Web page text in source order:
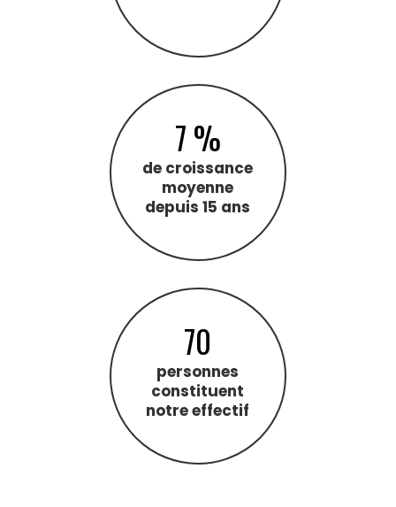
7 %
de croissance
moyenne
depuis 15 ans
70
personnes
constituent
notre effectif